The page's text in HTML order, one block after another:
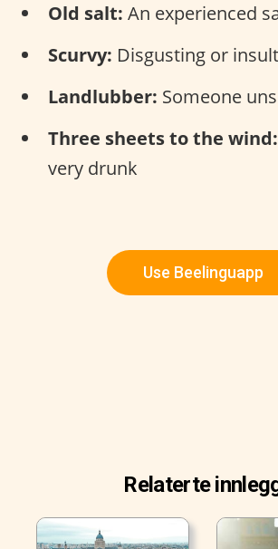
Old salt: An experienced
Scurvy: Disgusting or
Landlubber: Someone
Three sheets to the wind:
very drunk
Use Beelinguapp
Relaterte